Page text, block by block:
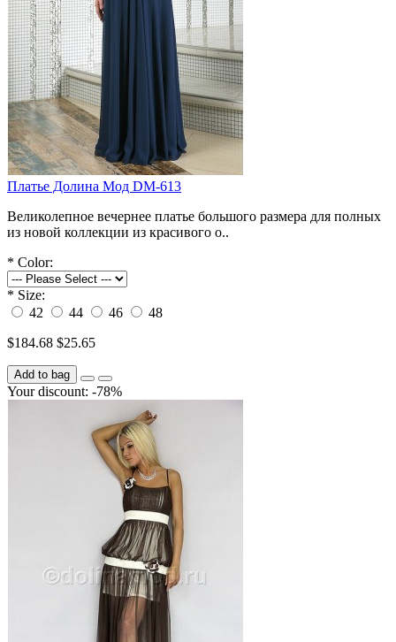
Платье Долина Мод DM-613
Великолепное вечернее платье большого размера для полных
из новой коллекции из красивого о..
* Color:
* Size:
42
44 46
48
$184.68 $25.65
Add to bag
Your discount: -78%